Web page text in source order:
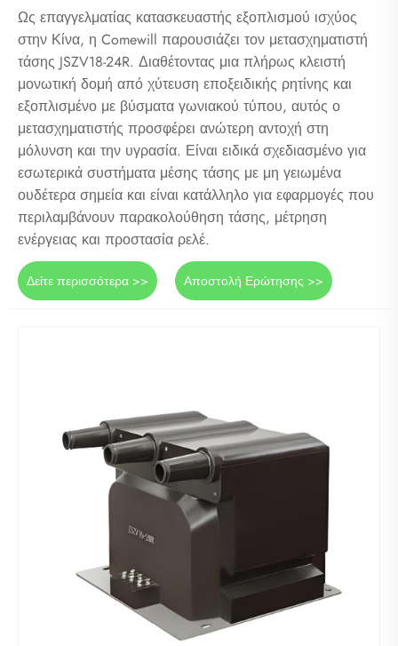
Ως επαγγελματίας κατασκευαστής εξοπλισμού ισχύος
στην Κίνα, η Comewill παρουσιάζει τον μετασχηματιστή
τάσης JSZV18-24R. Διαθέτοντας μια πλήρως κλειστή
μονωτική δομή από χύτευση εποξειδικής ρητίνης και
εξοπλισμένο με βύσματα γωνιακού τύπου, αυτός ο
μετασχηματιστής προσφέρει ανώτερη αντοχή στη
μόλυνση και την υγρασία. Είναι ειδικά σχεδιασμένο για
εσωτερικά συστήματα μέσης τάσης με μη γειωμένα
ουδέτερα σημεία και είναι κατάλληλο για εφαρμογές που
περιλαμβάνουν παρακολούθηση τάσης, μέτρηση
ενέργειας και προστασία ρελέ.
Δείτε περισσότερα >> Αποστολή Ερώτησης >>